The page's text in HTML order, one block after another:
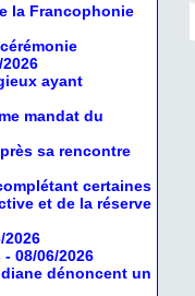
la Francophonie
ayant
mandat du
sa rencontre
certaines
et de la réserve
2026
- 08/06/2026
dénoncent un